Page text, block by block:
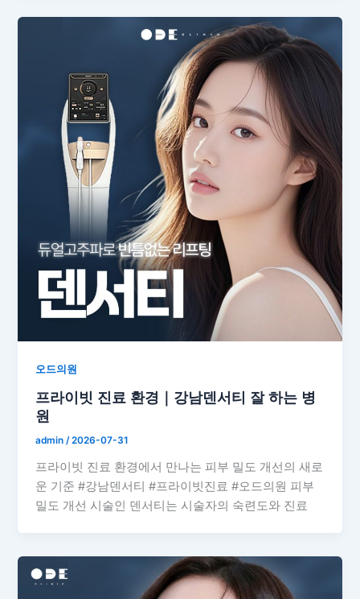
오드의원
프라이빗 진료 환경｜강남덴서티 잘 하는 병
원
admin/2026-07-31
프라이빗 진료 환경에서 만나는 피부 밀도 개선의 새로
운 기준 #강남덴서티 #프라이빗진료 #오드의원 피부
밀도 개선 시술인 덴서티는 시술자의 숙련도와 진료